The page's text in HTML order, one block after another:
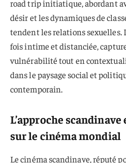
road trip initiatique, abordant
désir et les dynamiques de
tendent les relations sexuelles.
fois intime et distanciée,
vulnérabilité tout en
dans le paysage social et
contemporain.
L’approche
sur le cinéma mondial
Le cinéma scandinave, réputé